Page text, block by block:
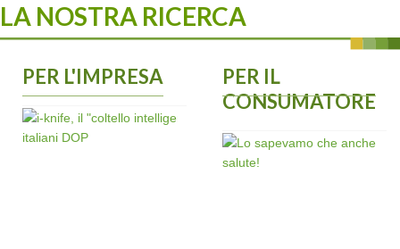
LA NOSTRA RICERCA
PER L'IMPRESA
PER IL
CONSUMATORE